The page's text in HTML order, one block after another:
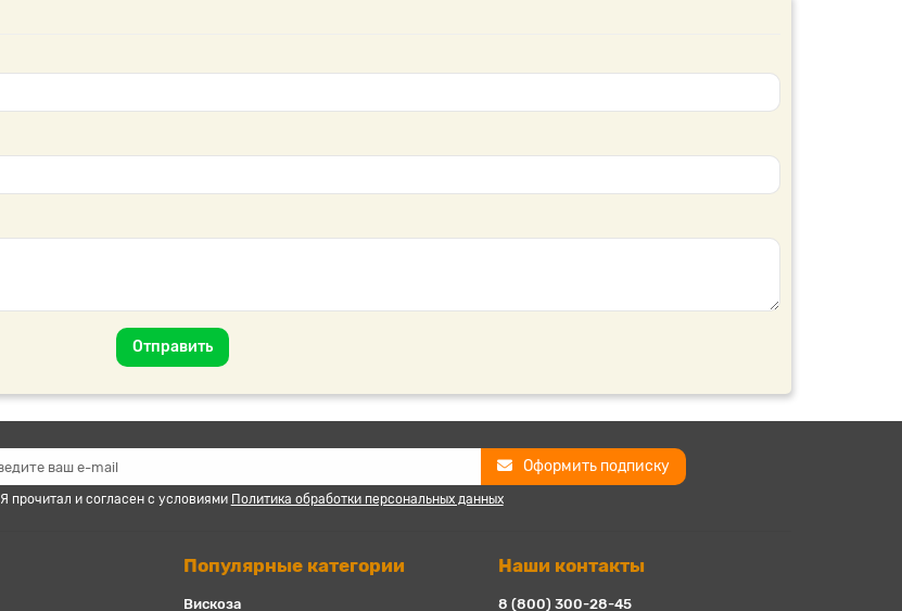
Отправить
Оформить подписку
Я прочитал и согласен с условиями Политика обработки персональных данных
Популярные категории
Вискоза
Наши контакты
8 (800) 300-28-45